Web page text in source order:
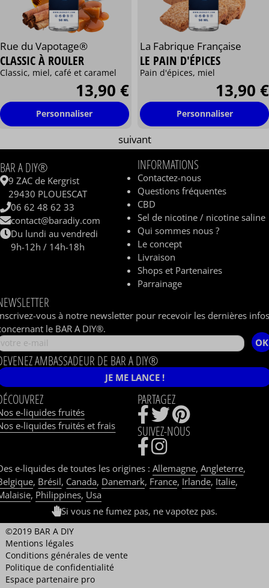
Rue du Vapotage®
CLASSIC À ROULER
Classic, miel, café et caramel
13,90 €
Personnaliser
La Fabrique Française
LE PAIN D'ÉPICES
Pain d'épices, miel
13,90 €
Personnaliser
suivant
BAR A DIY®
9 ZAC de Kergrist
29430 PLOUESCAT
06 62 48 62 33
contact@baradiy.com
Du lundi au vendredi
9h-12h / 14h-18h
INFORMATIONS
Contactez-nous
Questions fréquentes
CBD
Sel de nicotine / nicotine saline
Qui sommes nous ?
Le concept
Livraison
Shops et Partenaires
Parrainage
vous à notre newsletter pour recevoir les dernières
le BAR A DIY®.
OK
AMBASSADEUR DE BAR A DIY®
JE ME LANCE !
e-liquides fruités
e-liquides fruités et frais
PARTAGEZ
SUIVEZ-NOUS
e-liquides de toutes les origines :Allemagne,Angleterre,
, Brésil, Canada, Danemark, France, Irlande, Italie,
, Philippines, Usa
Si vous ne fumez pas, ne vapotez pas.
©2019 BAR A DIY
Mentions légales
Conditions générales de vente
Politique de confidentialité
Espace partenaire pro